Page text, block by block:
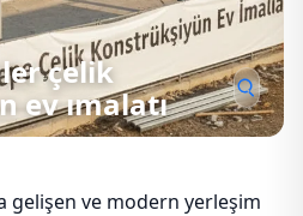
çelik
ev ımalatı
gelişen ve modern yerleşim